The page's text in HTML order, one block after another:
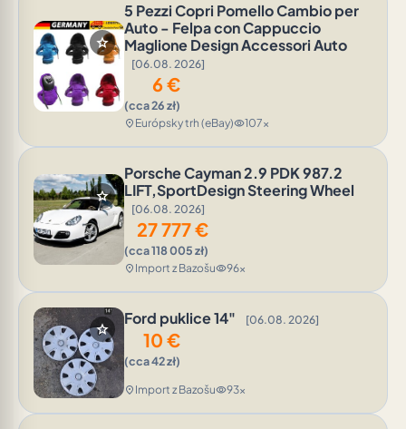
star
5 Pezzi Copri Pomello Cambio per
Auto - Felpa con Cappuccio
Maglione Design Accessori Auto
[06.08. 2026]
6€
(cca 26 zł)
location_on Európsky trh (eBay)visibility107x
star
Porsche Cayman 2.9 PDK 987.2
LIFT,SportDesign Steering Wheel
[06.08. 2026]
27 777€
(cca 118 005 zł)
location_on Import z Bazošuvisibility96x
star
Ford puklice 14" [06.08. 2026]
10 €
(cca 42 zł)
location_on Import z Bazošuvisibility93x